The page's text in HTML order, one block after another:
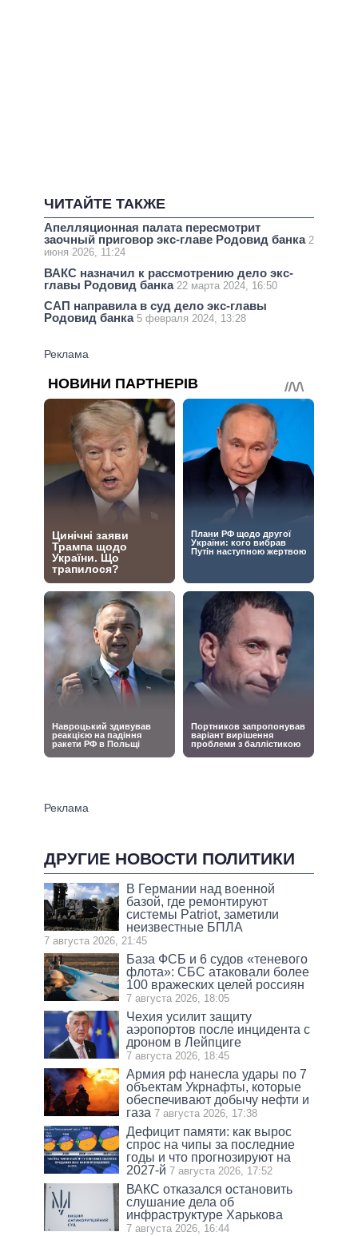
ЧИТАЙТЕ ТАКЖЕ
Апелляционная палата пересмотрит
заочный приговор экс-главе Родовид банка 2
июня 2026, 11:24
ВАКС назначил к рассмотрению дело экс-
главы Родовид банка 22 марта 2024, 16:50
САП направила в суд дело экс-главы
Родовид банка 5 февраля 2024, 13:28
ДРУГИЕ НОВОСТИ ПОЛИТИКИ
В Германии над военной
базой, где ремонтируют
системы Patriot, заметили
неизвестные БПЛА
7 августа 2026, 21:45
База ФСБ и 6 судов «теневого
флота»: СБС атаковали более
100 вражеских целей россиян
7 августа 2026, 18:05
Чехия усилит защиту
аэропортов после инцидента с
дроном в Лейпциге
7 августа 2026, 18:45
Армия рф нанесла удары по 7
объектам Укрнафты, которые
обеспечивают добычу нефти и
газа 7 августа 2026, 17:38
Дефицит памяти: как вырос
спрос на чипы за последние
годы и что прогнозируют на
2027-й 7 августа 2026, 17:52
ВАКС отказался остановить
слушание дела об
инфраструктуре Харькова
7 августа 2026, 16:44